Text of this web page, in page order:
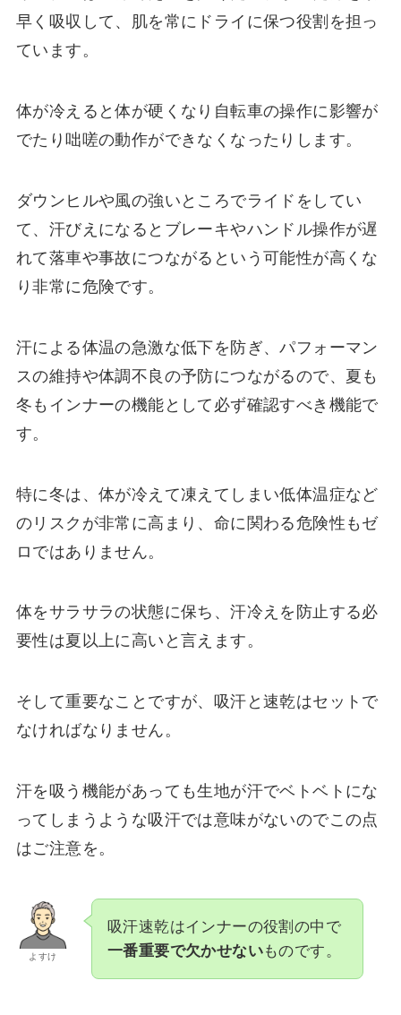
早く吸収して、肌を常にドライに保つ役割を担っ
ています。
体が冷えると体が硬くなり自転車の操作に影響が
でたり咄嗟の動作ができなくなったりします。
ダウンヒルや風の強いところでライドをしてい
て、汗びえになるとブレーキやハンドル操作が遅
れて落車や事故につながるという可能性が高くな
り非常に危険です。
汗による体温の急激な低下を防ぎ、パフォーマン
スの維持や体調不良の予防につながるので、夏も
冬もインナーの機能として必ず確認すべき機能で
す。
特に冬は、体が冷えて凍えてしまい低体温症など
のリスクが非常に高まり、命に関わる危険性もゼ
ロではありません。
体をサラサラの状態に保ち、汗冷えを防止する必
要性は夏以上に高いと言えます。
そして重要なことですが、吸汗と速乾はセットで
なければなりません。
汗を吸う機能があっても生地が汗でベトベトにな
ってしまうような吸汗では意味がないのでこの点
はご注意を。
よすけ
吸汗速乾はインナーの役割の中で
一番重要で欠かせないものです。